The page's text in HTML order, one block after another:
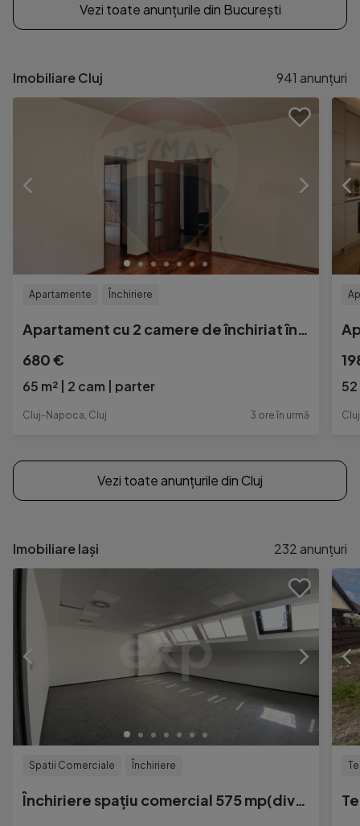
Vezi toate anunțurile din București
Imobiliare Cluj 941 anunțuri
Apartamente Închiriere
Apartament cu 2 camere de închiriat în zona Parcului Ce...
680 €
65 m² 2 cam parter
Cluj-Napoca, Cluj 3 ore în urmă
52
Vezi toate anunțurile din Cluj
Imobiliare Iași 232 anunțuri
Spatii Comerciale Închiriere
Închiriere spațiu comercial 575 mp(divizibil) – ultra ce